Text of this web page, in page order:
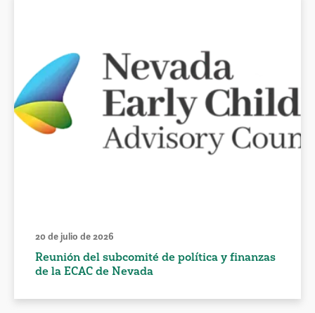
20 de julio de 2026
Reunión del subcomité de política y finanzas
de la ECAC de Nevada